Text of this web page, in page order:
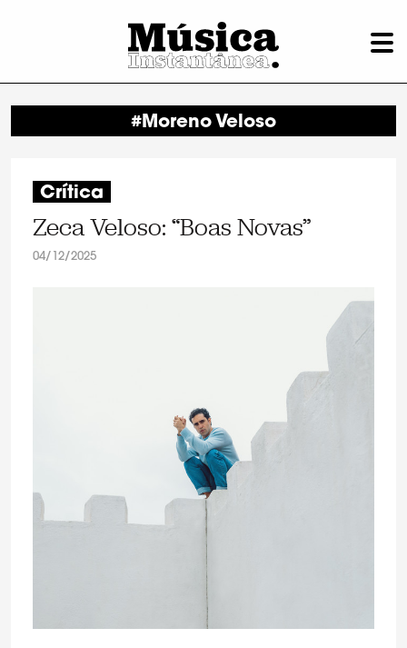
#Moreno Veloso
Crítica
Zeca Veloso: “Boas Novas”
04/12/2025